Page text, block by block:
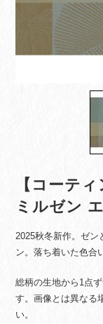
【コーテ
ミルゼン
2025秋冬新作。ゼン
ン。落ち着いた色合
総柄の生地から1点
す。画像とは異なる
い。